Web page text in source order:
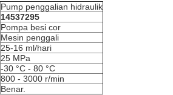
Pump penggalian hidraulik
14537295
Pompa besi cor
Mesin penggali
25-16 ml/hari
25 MPa
-30 °C - 80 °C
800 - 3000 r/min
Benar.